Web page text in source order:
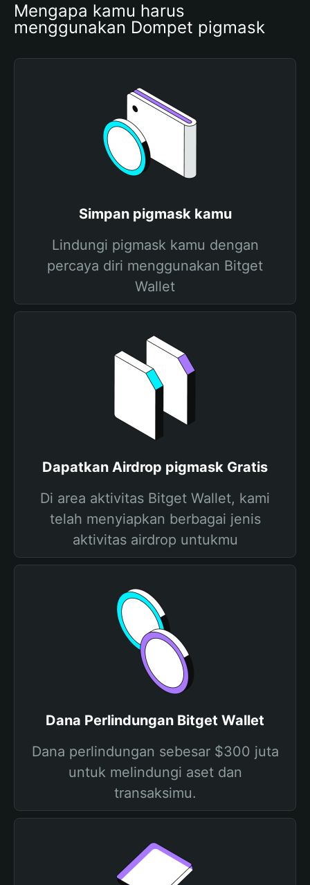
Mengapa kamu harus
menggunakan Dompet pigmask
Simpan pigmask kamu
Lindungi pigmask kamu dengan
percaya diri menggunakan Bitget
Wallet
Dapatkan Airdrop pigmask Gratis
Di area aktivitas Bitget Wallet, kami
telah menyiapkan berbagai jenis
aktivitas airdrop untukmu
Dana Perlindungan Bitget Wallet
Dana perlindungan sebesar $300 juta
untuk melindungi aset dan
transaksimu.